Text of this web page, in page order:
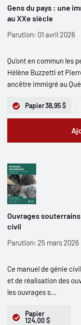
Gens du pays : une
au XXe siècle
Parution: 01 avril 2026
Qu’ont en commun les
Hélène Buzzetti et
ancêtre immigré au
Papier38,95 $
Ouvrages
civil
Parution: 25 mars 2026
Ce manuel de génie
et de réalisation des
les ouvrages s...
Papier
124,00 $